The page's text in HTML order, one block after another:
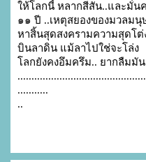
ให้โลกนี้ หลากสีสัน..และมั่น
๑๑ ปี ..เหตุสยองของมวลมนุ
หาสิ้นสุดสงครามความสุดโต่
บินลาดิน แม้ลาไปใช่จะโล่ง
โลกยังคงอึมครึม.. ยากลืมมั
...........
..